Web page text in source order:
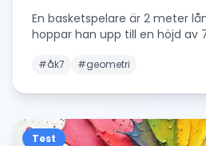
En basketspelare är 2 meter
hoppar han upp till en höjd av
#åk7 #geometri
Test